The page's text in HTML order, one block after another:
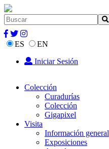
ES
EN
Iniciar Sesión
Colección
Curadurías
Colección
Gigapixel
Visita
Información general
Exposiciones